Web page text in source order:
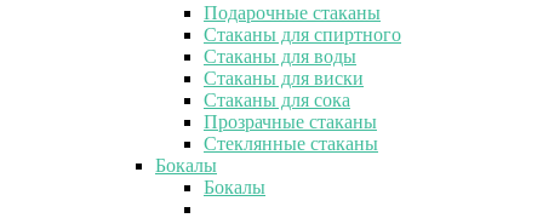
Подарочные стаканы
Стаканы для спиртного
Стаканы для воды
Стаканы для виски
Стаканы для сока
Прозрачные стаканы
Стеклянные стаканы
Бокалы
Бокалы